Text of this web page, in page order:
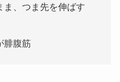
、つま先を伸ばす
腓腹筋